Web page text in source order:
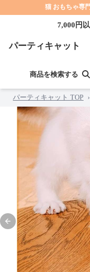
猫 おもちゃ専
7,000円
パーティキャット
商品を検索する
パーティキャット TOP ›
Previous slide